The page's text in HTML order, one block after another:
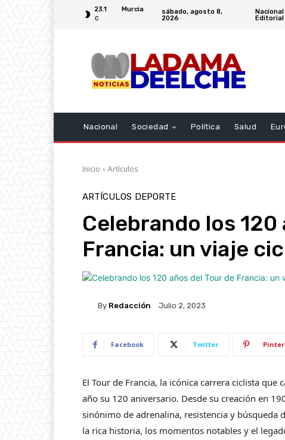
23.1
C
Murcia
sábado, agosto 8,
2026
Nacional
Editorial
Nacional Sociedad Política Salud
Inicio Artículos
ARTÍCULOS DEPORTE
Celebrando los 120
Francia: un viaje
By Redacción Julio 2, 2023
Facebook Twitter
El Tour de Francia, la icónica carrera ciclista
año su 120 aniversario. Desde su creación en
sinónimo de adrenalina, resistencia y búsqueda
la rica historia, los momentos notables y el